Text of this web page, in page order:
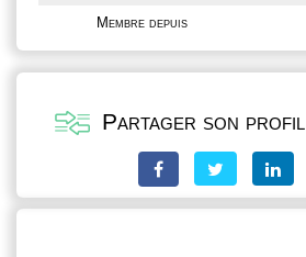
Membre depuis
Partager son profil